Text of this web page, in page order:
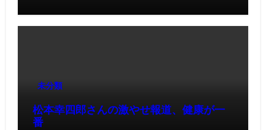
未分類
松本幸四郎さんの激やせ報道、健康が一
番